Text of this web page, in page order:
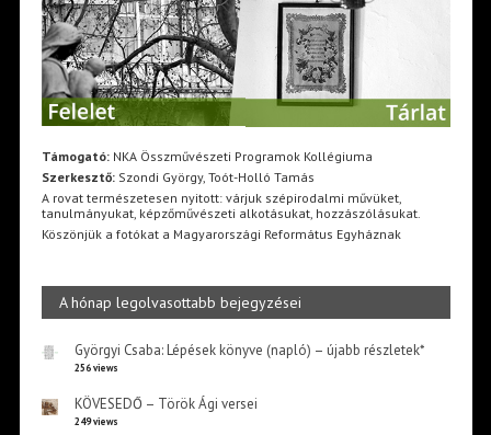
Támogató:NKA Összművészeti Programok Kollégiuma
Szerkesztő:Szondi György, Toót-Holló Tamás
A rovat természetesen nyitott: várjuk szépirodalmi művüket,
tanulmányukat, képzőművészeti alkotásukat, hozzászólásukat.
Köszönjük a fotókat a Magyarországi Református Egyháznak
A hónap legolvasottabb bejegyzései
Györgyi Csaba: Lépések könyve (napló) – újabb részletek*
256 views
KÖVESEDŐ – Török Ági versei
249 views